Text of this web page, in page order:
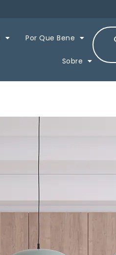
Por Que Bene
Sobre